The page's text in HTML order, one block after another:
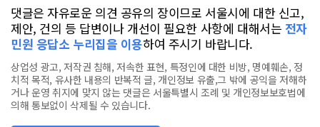
댓글은 자유로운 의견 공유의 장이므로 서울시에 대한 신고,
제안, 건의 등 답변이나 개선이 필요한 사항에 대해서는 전자
민원 응답소 누리집을 이용하여 주시기 바랍니다.
상업성 광고, 저작권 침해, 저속한 표현, 특정인에 대한 비방, 명예훼손, 정
치적 목적, 유사한 내용의 반복적 글, 개인정보 유출,그 밖에 공익을 저해하
거나 운영 취지에 맞지 않는 댓글은 서울특별시 조례 및 개인정보보호법에
의해 통보없이 삭제될 수 있습니다.